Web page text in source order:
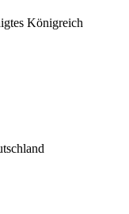
Königreich